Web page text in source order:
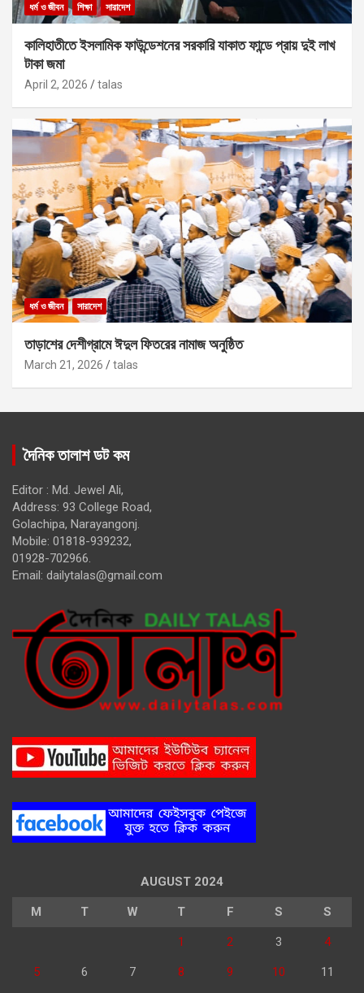
ধর্ম ও জীবন শিক্ষা সারাদেশ
কালিহাতীতে ইসলামিক ফাউন্ডেশনের সরকারি যাকাত ফান্ডে প্রায় দুই লাখ
টাকা জমা
April 2, 2026 talas
ধর্ম ও জীবন সারাদেশ
তাড়াশের দেশীগ্রামে ঈদুল ফিতরের নামাজ অনুষ্ঠিত
March 21, 2026 talas
দৈনিক তালাশ ডট কম
Editor : Md. Jewel Ali,
Address: 93 College Road,
Golachipa, Narayangonj.
Mobile: 01818-939232,
01928-702966.
Email: dailytalas@gmail.com
AUGUST 2024
M T W T F S S
1 2 3 4
5 6 7 8 9 10 11